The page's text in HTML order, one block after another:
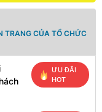
TRANG CỦA TỔ CHỨC
ƯU ĐÃI
HOT